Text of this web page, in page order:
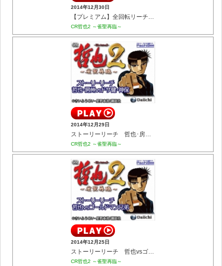
2014年12月30日
【プレミアム】全回転リーチ まゆみver.
CR哲也2 ～雀聖再臨～
2014年12月29日
ストーリーリーチ 哲也･房州vsドサ健･神保
CR哲也2 ～雀聖再臨～
2014年12月25日
ストーリーリーチ 哲也vsゴールドマン兄弟
CR哲也2 ～雀聖再臨～